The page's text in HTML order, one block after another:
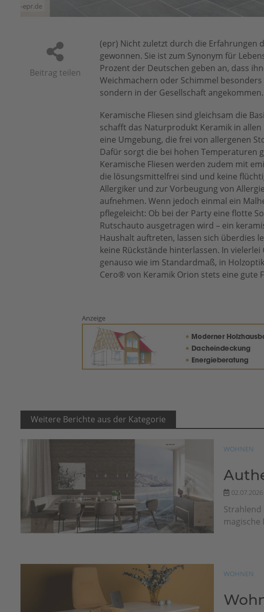
Beitrag teilen
(epr) Nicht zuletzt durch die Erfahrungen
gewonnen. Sie ist zum Synonym für
Prozent der Deutschen geben an, dass
Weichmachern oder Schimmel
sondern in der Gesellschaft angekommen.
Keramische Fliesen sind gleichsam die
schafft das Naturprodukt Keramik in
eine Umgebung, die frei von allergenen
Dafür sorgt die bei hohen Temperaturen
Keramische Fliesen werden zudem mit
die lösungsmittelfrei sind und keine
Allergiker und zur Vorbeugung von
aufnehmen. Wenn jedoch einmal ein
pflegeleicht: Ob bei der Party eine flotte
Rutschauto ausgetragen wird – ein
Haushalt auftreten, lassen sich überdies
keine Rückstände hinterlassen. In
genauso wie im Standardmaß, in
Cero® von Keramik Orion stets eine gute
Anzeige
Weitere Berichte aus der Kategorie
WOHNEN
02.07.2026
Strahlend
magische
WOHNEN